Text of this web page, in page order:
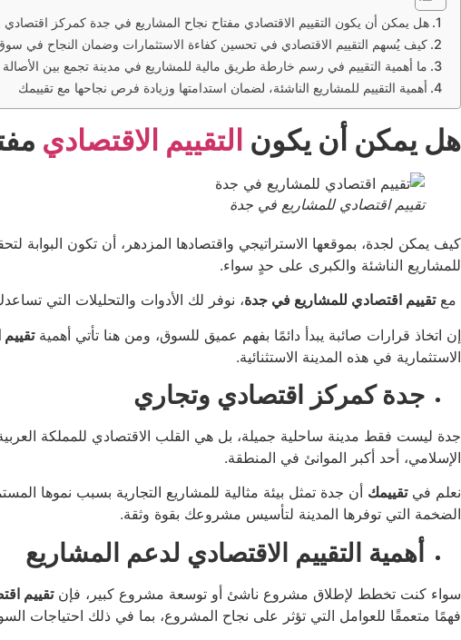
هل يمكن أن يكون التقييم الاقتصادي مفتاح نجاح المشاريع في جدة كمركز
كيف يُسهم التقييم الاقتصادي في تحسين كفاءة الاستثمارات وضمان النجاح في
ما أهمية التقييم في رسم خارطة طريق مالية للمشاريع في مدينة تجمع بين الأصالة
أهمية التقييم للمشاريع الناشئة، لضمان استدامتها وزيادة فرص نجاحها مع تقييمك
هل يمكن أن يكون التقييم الاقتصادي
تقييم اقتصادي للمشاريع في جدة
كيف يمكن لجدة، بموقعها الاستراتيجي واقتصادها المزدهر، أن تكون البوابة
للمشاريع الناشئة والكبرى على حدٍ سواء.
معتقييم اقتصادي للمشاريع في جدة، نوفر لك الأدوات والتحليلات التي
إن اتخاذ قرارات صائبة يبدأ دائمًا بفهم عميق للسوق، ومن هنا تأتي أهمية
الاستثمارية في هذه المدينة الاستثنائية.
جدة كمركز اقتصادي وتجاري
جدة ليست فقط مدينة ساحلية جميلة، بل هي القلب الاقتصادي للمملكة العربية
الإسلامي، أحد أكبر الموانئ في المنطقة.
نعلم فيتقييمك أن جدة تمثل بيئة مثالية للمشاريع التجارية بسبب نموها المستمر
الضخمة التي توفرها المدينة لتأسيس مشروعك بقوة وثقة.
أهمية التقييم الاقتصادي لدعم المشاريع
سواء كنت تخطط لإطلاق مشروع ناشئ أو توسعة مشروع كبير، فإنتقييم
فهمًا متعمقًا للعوامل التي تؤثر على نجاح المشروع، بما في ذلك احتياجات